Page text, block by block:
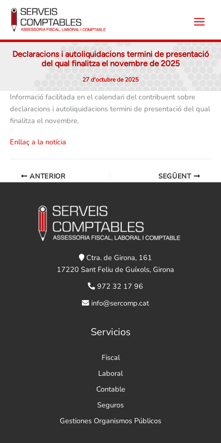
contingut
Declaracions i autoliquidacions termini de presentació
del qual finalitza el novembre de 2025
27 d'octubre de 2025
Informació facilitada en el calendari del contribuent sobre
declaracions i autoliquidacions termini de presentació del qual
finalitza el novembre.
Enllaç a la notícia
ANTERIOR SEGÜENT
Ctra. de Girona, 161
17220 Sant Feliu de Guíxols, Girona
972 32 17 96
info@sercomp.cat
Servicios
Fiscal
Laboral
Contable
Seguros
Gestiones Organismos Públicos